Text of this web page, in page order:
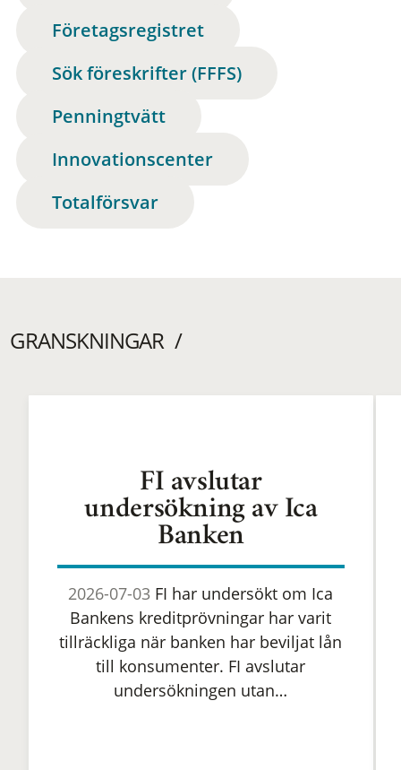
Företagsregistret
Sök föreskrifter (FFFS)
Penningtvätt
Innovationscenter
Totalförsvar
GRANSKNINGAR
FI avslutar
undersökning av Ica
Banken
2026-07-03 FI har undersökt om Ica
Bankens kreditprövningar har varit
tillräckliga när banken har beviljat lån
till konsumenter. FI avslutar
undersökningen utan…